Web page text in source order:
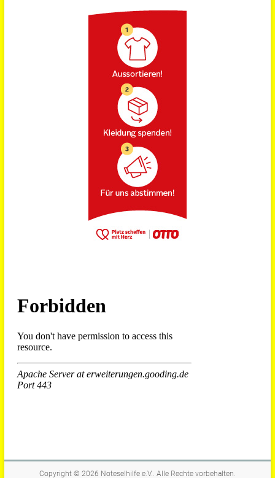
Copyright © 2026 Noteselhilfe e.V.. Alle Rechte vorbehalten.